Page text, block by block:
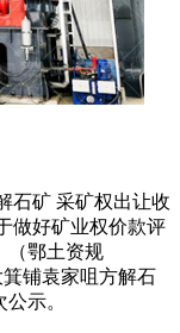
石矿 采矿权出让收
做好矿业权价款评
（鄂土资规
箕铺袁家咀方解石
示。